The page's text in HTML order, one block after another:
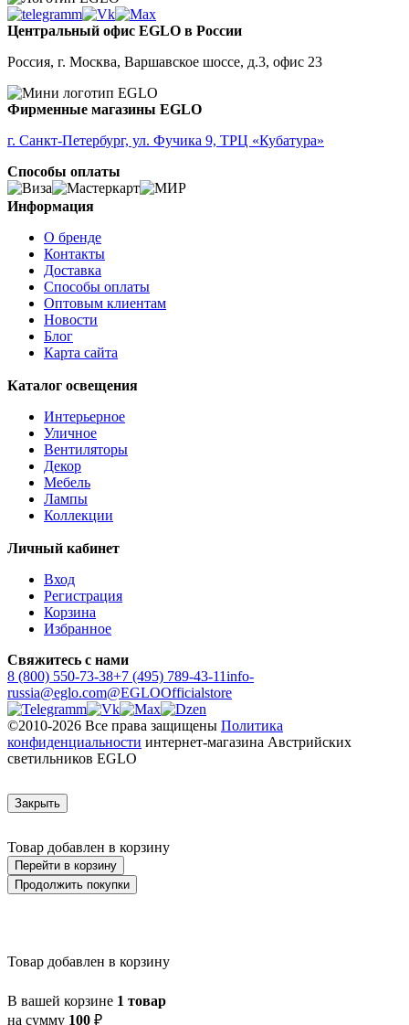
Центральный офис EGLO в России
Россия, г. Москва, Варшавское шоссе, д.3, офис 23
Фирменные магазины EGLO
г. Санкт-Петербург, ул. Фучика 9, ТРЦ «Кубатура»
Способы оплаты
Информация
О бренде
Контакты
Доставка
Способы оплаты
Оптовым клиентам
Новости
Блог
Карта сайта
Каталог освещения
Интерьерное
Уличное
Вентиляторы
Декор
Мебель
Лампы
Коллекции
Личный кабинет
Вход
Регистрация
Корзина
Избранное
Свяжитесь с нами
8 (800) 550-73-38+7 (495) 789-43-11info-
russia@eglo.com@EGLOOfficialstore
©2010-2026 Все права защищены Политика
конфиденциальности интернет-магазина Австрийских
светильников EGLO
Закрыть
Товар добавлен в корзину
Перейти в корзину
Продолжить покупки
Товар добавлен в корзину
В вашей корзине 1 товар
на сумму 100 ₽